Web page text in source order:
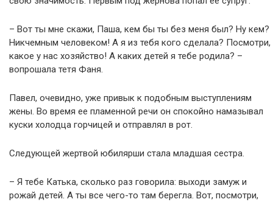
– Вот ты мне скажи, Паша, кем бы ты без меня был? Ну кем?
Никчемным человеком! А я из тебя кого сделала? Посмотри,
какое у нас хозяйство! А каких детей я тебе родила? –
вопрошала тетя Фаня.
Павел, очевидно, уже привык к подобным выступлениям
жены. Во время ее пламенной речи он спокойно намазывал
куски холодца горчицей и отправлял в рот.
Следующей жертвой юбилярши стала младшая сестра.
– Я тебе Катька, сколько раз говорила: выходи замуж и
рожай детей. А ты все чего-то там берегла. Вот, посмотри,